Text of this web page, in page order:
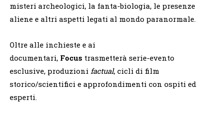
misteri archeologici, la fanta-biologia, le presenze
aliene e altri aspetti legati al mondo paranormale.
Oltre alle inchieste e ai
documentari, Focus trasmetterà serie-evento
esclusive, produzioni factual, cicli di film
storico/scientifici e approfondimenti con ospiti ed
esperti.